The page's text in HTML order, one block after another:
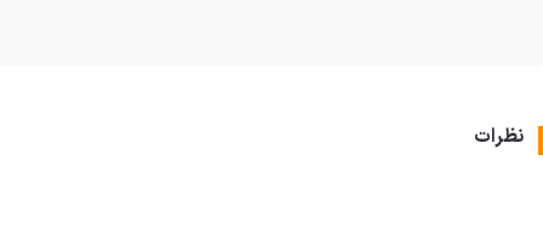
نظرات